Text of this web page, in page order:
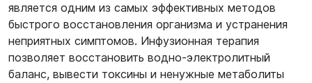
является одним из самых эффективных методов
быстрого восстановления организма и устранения
неприятных симптомов. Инфузионная терапия
позволяет восстановить водно-электролитный
баланс, вывести токсины и ненужные метаболиты